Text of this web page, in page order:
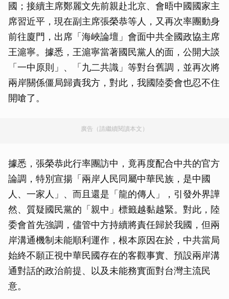
國；接續主席鄭麗文先前親赴北京、會晤中國國家主
席習近平，現在副主席張榮恭等人，又再次率團動身
前往廈門，出席「海峽論壇」會面中共全國政協主席
王滬寧。據悉，王滬寧當著國民黨人的面，公開大談
「一中原則」、「九二共識」等對台舊調，並再次將
兩岸關係僵局歸責我方，對此，我國陸委會也忍不住
開嗆了。
廣告（請繼續閱讀本文）
據悉，張榮恭此行率團訪中，竟再度配合中共的官方
論調，特別宣揚「兩岸人民同屬中華民族，是中國
人、一家人」、而且還是「龍的傳人」，引發外界譁
然、質疑國民黨的「親中」標籤越黏越緊。對此，陸
委會首先強調，儘管中方持續將責任歸於我國，但兩
岸溝通機制未能順利運作，根本原因在於，中共當局
始終不願正視中華民國存在的客觀事實、預設兩岸溝
通對話的政治前提、以及未能務實面對台灣主流民
意。